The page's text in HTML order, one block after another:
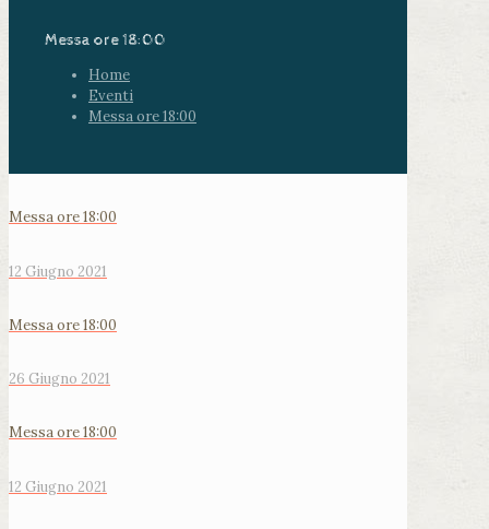
Messa ore 18:00
Home
Eventi
Messa ore 18:00
Messa ore 18:00
12 Giugno 2021
Messa ore 18:00
26 Giugno 2021
Messa ore 18:00
12 Giugno 2021